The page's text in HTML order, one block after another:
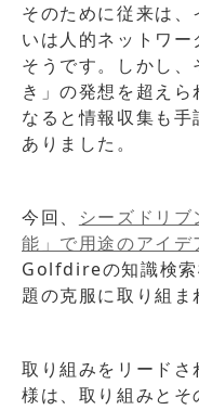
そのために従来は
いは人的ネットワ
そうです。しかし
き」の発想を超え
なると情報収集も
ありました。
今回、 シーズドリ
能」で用途のアイ
Golfdireの知識検索
題の克服に取り組ま
取り組みをリード
様は、取り組みとそ